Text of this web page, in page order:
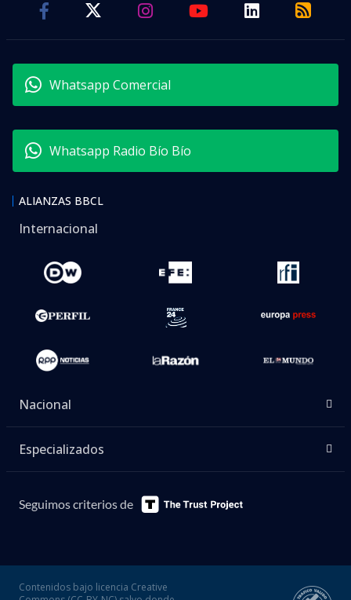
Whatsapp Comercial
Whatsapp Radio Bío Bío
ALIANZAS BBCL
Internacional
Nacional
Especializados
Seguimos criterios de
Contenidos bajo licencia Creative